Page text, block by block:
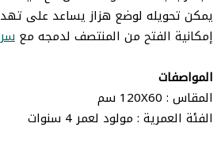
يمكن تحويله لوضع هزاز يساعد على
إمكانية الفتح من المنتصف لدمجه مع
المواصفات
المقاس : 120X60 سم
الفئة العمرية : مولود لعمر 4 سنوات